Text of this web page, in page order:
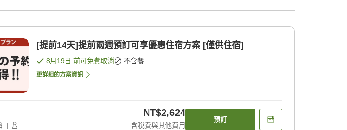
[提前14天]提前兩週預訂可享優惠住宿方案 [僅供住宿]
8月19日 前可免費取消 不含餐
更詳細的方案資訊
|
NT$2,624
含稅費與其他費用
預訂